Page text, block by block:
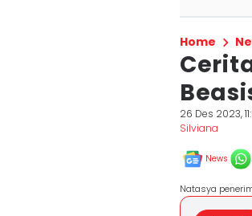
Home
26 Des 2023,
Silviana
News
Natasya